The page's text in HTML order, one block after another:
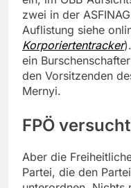
zwei in der
Auflistung siehe
Korporiertentracker
ein
den Vorsitzenden
Mernyi.
FPÖ
Aber die
Partei, die den